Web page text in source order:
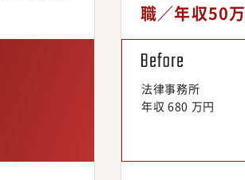
職／年収50
法律事務所
年収 680 万円